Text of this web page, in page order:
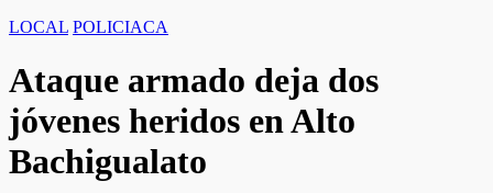
LOCAL POLICIACA
Ataque armado deja dos
jóvenes heridos en Alto
Bachigualato